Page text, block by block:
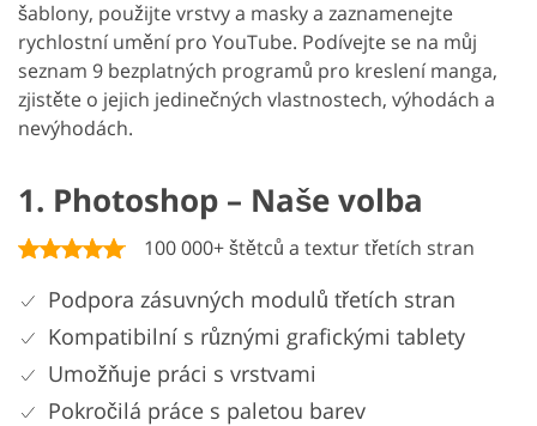
šablony, použijte vrstvy a masky a zaznamenejte
rychlostní umění pro YouTube. Podívejte se na můj
seznam 9 bezplatných programů pro kreslení manga,
zjistěte o jejich jedinečných vlastnostech, výhodách a
nevýhodách.
1. Photoshop – Naše volba
100 000+ štětců a textur třetích stran
Podpora zásuvných modulů třetích stran
Kompatibilní s různými grafickými tablety
Umožňuje práci s vrstvami
Pokročilá práce s paletou barev